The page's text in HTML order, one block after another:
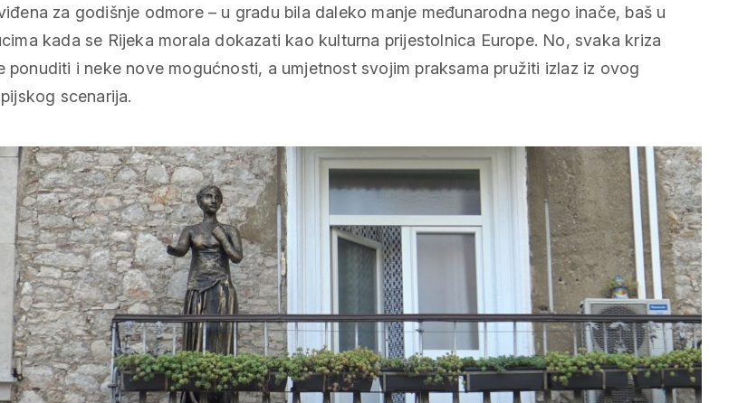
za godišnje odmore – u gradu bila daleko manje međunarodna nego inače, baš u
kada se Rijeka morala dokazati kao kulturna prijestolnica Europe. No, svaka kriza
ponuditi i neke nove mogućnosti, a umjetnost svojim praksama pružiti izlaz iz ovog
scenarija.